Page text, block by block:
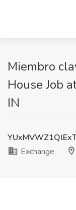
Miembro
House Job
IN
Exchange